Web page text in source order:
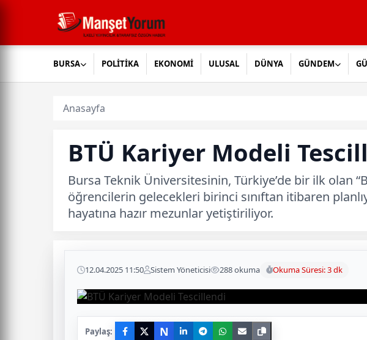
BURSA POLİTİKA EKONOMİ ULUSAL DÜNYA GÜNDEM
Anasayfa
BTÜ Kariyer Modeli
Bursa Teknik Üniversitesinin, Türkiye’de bir ilk olan
öğrencilerin gelecekleri birinci sınıftan itibaren
hayatına hazır mezunlar yetiştiriliyor.
12.04.2025 11:50 Sistem Yöneticisi 288 okuma Okuma Süresi: 3 dk
Paylaş: N